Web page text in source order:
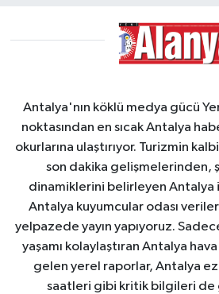
Antalya'nın köklü medya gücü
noktasından en sıcak Antalya
okurlarına ulaştırıyor. Turizmin
son dakika gelişmelerinden,
dinamiklerini belirleyen Antalya
Antalya kuyumcular odası
yelpazede yayın yapıyoruz.
yaşamı kolaylaştıran Antalya
gelen yerel raporlar, Antalya
saatleri gibi kritik bilgileri de